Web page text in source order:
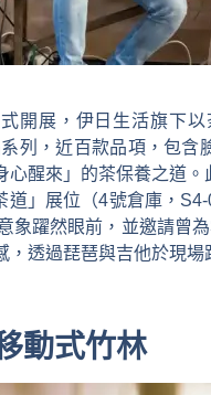
開展，伊日生活旗下
列，近百款品項，包含
醒來」的茶保養之道
」展位（4號倉庫，
象躍然眼前，並邀請曾
透過琵琶與吉他於現
動式竹林